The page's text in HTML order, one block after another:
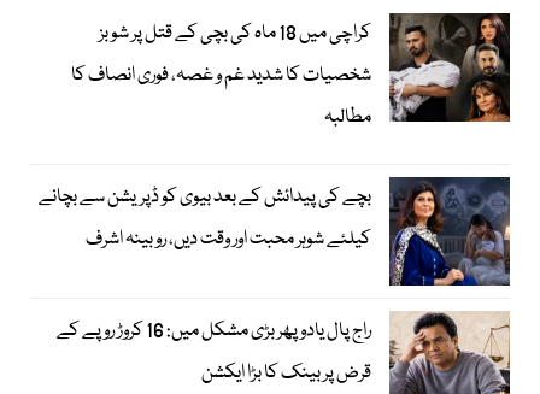
کراچی میں 18 ماہ کی بچی کے قتل پر شوبز
شخصیات کا شدید غم و غصہ، فوری انصاف کا
مطالبہ
بچے کی پیدائش کے بعد بیوی کو ڈپریشن سے بچانے
کیلئے شوہر محبت اور وقت دیں، روبینہ اشرف
راج پال یادو پھر بڑی مشکل میں: 16 کروڑ روپے کے
قرض پر بینک کا بڑا ایکشن